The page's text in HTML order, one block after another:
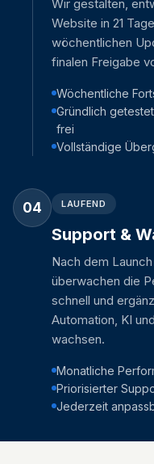
Wir gestalten,
Website in 21
wöchentlichen
finalen Freigabe
Wöchentliche
Gründlich
frei
Vollständige
04 LAUFEND
Support &
Nach dem
überwachen die
schnell und
Automation, KI
wachsen.
Monatliche
Priorisierter
Jederzeit